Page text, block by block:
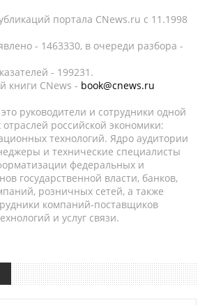
портала CNews.ru c 11.1998
- 1463330, в очереди разбора -
- 199231.
книги CNews - book@cnews.ru
руководители и сотрудники одной
российской экономики:
технологий. Ядро аудитории
и технические специалисты
федеральных и
государственной власти, банков,
розничных сетей, а также
компаний-поставщиков
и услуг связи.